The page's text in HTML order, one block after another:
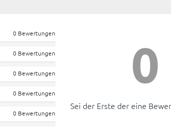
0 Bewertungen
0 Bewertungen
0 Bewertungen
0 Bewertungen
0 Bewertungen
0
Sei der Erste der eine